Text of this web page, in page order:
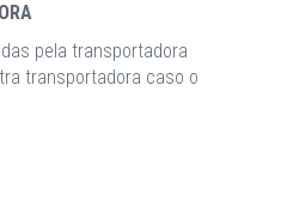
pela transportadora
transportadora caso o